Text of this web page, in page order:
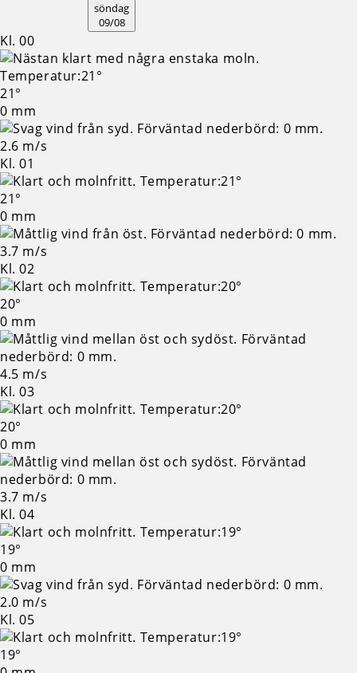
söndag
09/08
Kl. 00
21°
0 mm
2.6 m/s
Kl. 01
21°
0 mm
3.7 m/s
Kl. 02
20°
0 mm
4.5 m/s
Kl. 03
20°
0 mm
3.7 m/s
Kl. 04
19°
0 mm
2.0 m/s
Kl. 05
19°